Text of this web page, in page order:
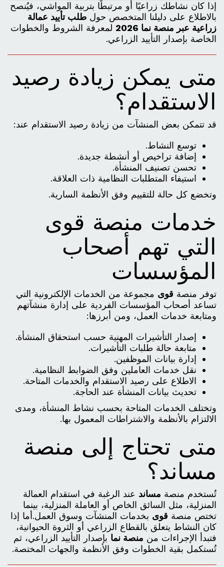
إذا كان نشاطك زراعيًا أو مرتبطًا بتربية المواشي، فيُنصح
بالاطلاع على دليلنا المتخصص حول طلب تأييد عمالة
زراعية عبر منصة نما 2026
لمعرفة الشروط والخطوات
الخاصة بإصدار التأييد الزراعي.
متى يمكن زيادة رصيد
الاستقدام؟
قد تتمكن بعض المنشآت من زيادة رصيد الاستقدام عند:
توسع النشاط.
إضافة تراخيص أو أنشطة جديدة.
تحسن تصنيف المنشأة.
استيفاء المتطلبات النظامية ذات العلاقة.
وتخضع كل حالة للتقييم وفق الأنظمة السارية.
خدمات منصة قوى
التي تهم أصحاب
المؤسسات
توفر منصة قوى مجموعة من الخدمات الإلكترونية التي
تساعد أصحاب المؤسسات الفردية على إدارة منشآتهم
ومتابعة خدمات العمل، ومن أبرزها:
إصدار التأشيرات المهنية حسب استحقاق المنشأة.
متابعة حالة طلبات التأشيرات.
إدارة بيانات الموظفين.
نقل خدمات العاملين وفق الضوابط النظامية.
الاطلاع على رصيد الاستقدام والخدمات المتاحة.
تحديث بيانات المنشأة عند الحاجة.
وتختلف الخدمات المتاحة بحسب نشاط المنشأة، ومدى
الالتزام بالأنظمة والاشتراطات المعمول بها.
متى تحتاج إلى منصة
مساند؟
تُستخدم منصة مساند عند الرغبة في استقدام العمالة
المنزلية، مثل السائق الخاص أو العاملة المنزلية، بينما
تختص منصة قوى بخدمات المنشآت وسوق العمل.أما إذا
كان النشاط يتعلق بالقطاع الزراعي أو الثروة الحيوانية،
فتبدأ الإجراءات من منصة نما بإصدار التأييد الزراعي، ثم
تُستكمل بقية الخطوات وفق الأنظمة والجهات المختصة.